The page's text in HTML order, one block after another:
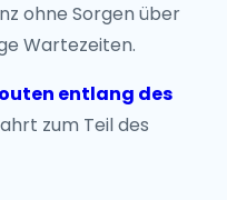
ohne Sorgen über
Wartezeiten.
entlang des
zum Teil des